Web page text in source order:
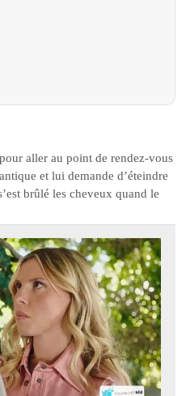
aller au point de rendez-vous
et lui demande d’éteindre
brûlé les cheveux quand le